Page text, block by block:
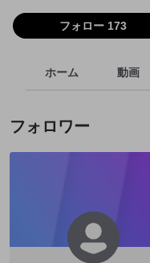
フォロー 173
ホーム 動画
フォロワー